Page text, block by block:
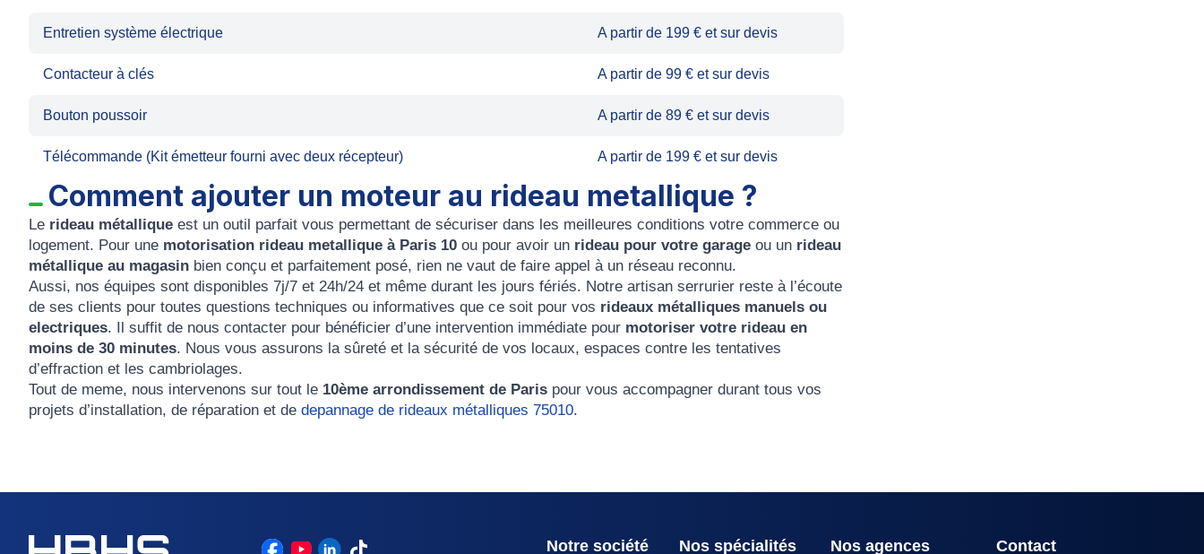
Entretien système électrique A partir de 199 € et sur devis
Contacteur à clés A partir de 99 € et sur devis
Bouton poussoir A partir de 89 € et sur devis
Télécommande (Kit émetteur fourni avec deux récepteur) A partir de 199 € et sur devis
Comment ajouter un moteur au rideau metallique ?
Le rideau métallique est un outil parfait vous permettant de sécuriser dans les meilleures conditions votre commerce ou
logement. Pour une motorisation rideau metallique à Paris 10 ou pour avoir un rideau pour votre garage ou un rideau
métallique au magasin bien conçu et parfaitement posé, rien ne vaut de faire appel à un réseau reconnu.
Aussi, nos équipes sont disponibles 7j/7 et 24h/24 et même durant les jours fériés. Notre artisan serrurier reste à l’écoute
de ses clients pour toutes questions techniques ou informatives que ce soit pour vos rideaux métalliques manuels ou
electriques. Il suffit de nous contacter pour bénéficier d’une intervention immédiate pour motoriser votre rideau en
moins de 30 minutes. Nous vous assurons la sûreté et la sécurité de vos locaux, espaces contre les tentatives
d’effraction et les cambriolages.
Tout de meme, nous intervenons sur tout le 10ème arrondissement de Paris pour vous accompagner durant tous vos
projets d’installation, de réparation et de depannage de rideaux métalliques 75010.
Notre société Nos spécialités Nos agences Contact